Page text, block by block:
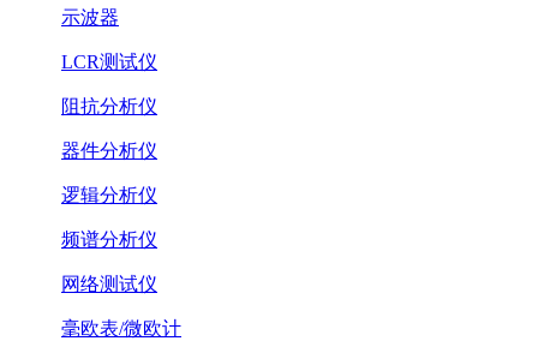
示波器
LCR测试仪
阻抗分析仪
器件分析仪
逻辑分析仪
频谱分析仪
网络测试仪
毫欧表/微欧计